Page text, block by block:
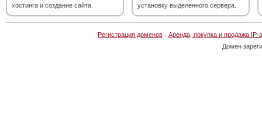
хостинга и создание сайта.
установку выделенного сервера.
Регистрация доменов· Аренда, покупка и продажа IP-
Домен